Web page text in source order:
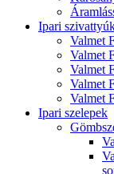
Ipari
Valmet
Valmet
Valmet
Valmet
Valmet
Ipari szelepek